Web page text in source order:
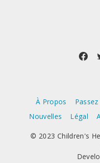
À Propos Passez
Nouvelles
Légal
© 2023 Children's